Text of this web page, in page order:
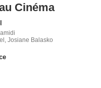
Cinéma
Josiane Balasko